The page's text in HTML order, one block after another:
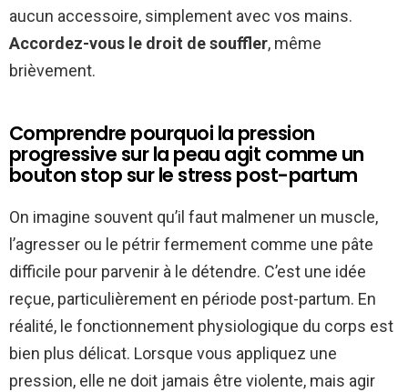
aucun accessoire, simplement avec vos mains.
Accordez-vous le droit de souffler, même
brièvement.
Comprendre pourquoi la pression
progressive sur la peau agit comme un
bouton stop sur le stress post-partum
On imagine souvent qu’il faut malmener un muscle,
l’agresser ou le pétrir fermement comme une pâte
difficile pour parvenir à le détendre. C’est une idée
reçue, particulièrement en période post-partum. En
réalité, le fonctionnement physiologique du corps est
bien plus délicat. Lorsque vous appliquez une
pression, elle ne doit jamais être violente, mais agir